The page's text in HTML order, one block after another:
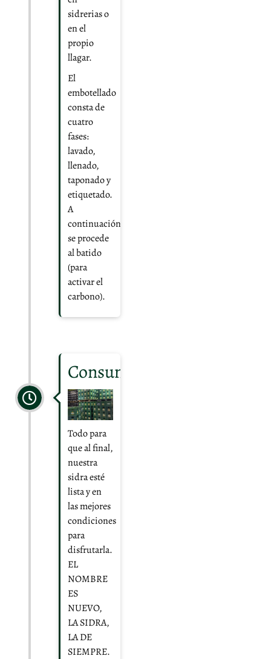
sidrerias o
en el
propio
llagar.
El
embotellado
consta de
cuatro
fases:
lavado,
llenado,
taponado y
etiquetado.
A
continuación
se procede
al batido
(para
activar el
carbono).
Consumo
Todo para
que al final,
nuestra
sidra esté
lista y en
las mejores
condiciones
para
disfrutarla.
EL
NOMBRE
ES
NUEVO,
LA SIDRA,
LA DE
SIEMPRE.